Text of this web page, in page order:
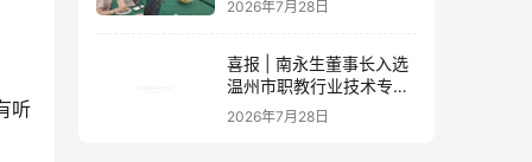
听
队蓄力新征程
2026年7月28日
喜报 | 南永生董事长入选
温州市职教行业技术专家
库！
2026年7月28日